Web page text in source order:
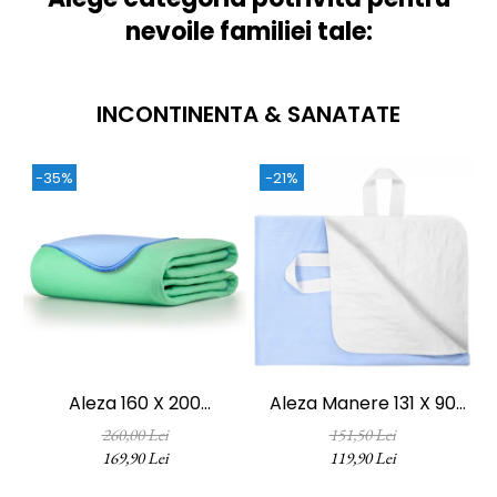
nevoile familiei tale:
INCONTINENTA & SANATATE
-35%
Aleza 160 X 200
Impermeabila Si
Reutilizabila FizioTab®, Tip
260,00 Lei
169,90 Lei
-21%
Aleza Manere 131 X 90
Pentru Manevrare
Usoara, Impermeabila Si
151,50 Lei
119,90 Lei